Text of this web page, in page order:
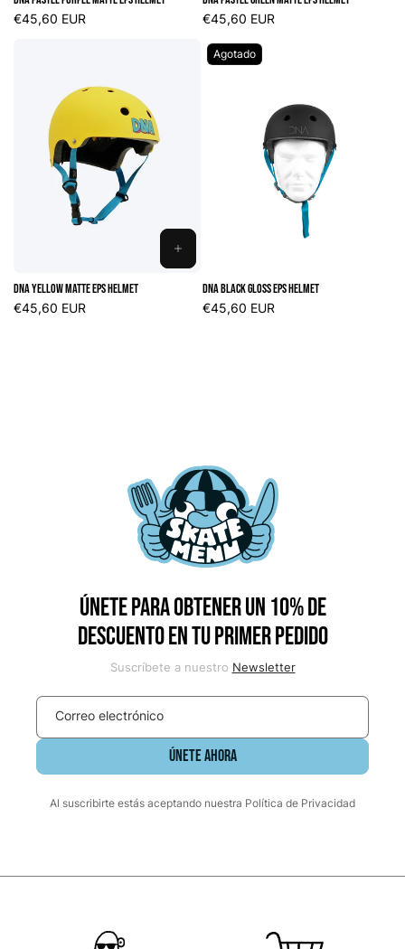
CARRITO
Precio
€45,60 EUR
Precio
€45,60 EUR
AGREGAR
CARRITO
DNA Yellow Matte EPS Helmet
Precio
€45,60 EUR
Agotado
DNA Black Gloss EPS Helmet
Precio
€45,60 EUR
Únete para obtener un 10% de
descuento en tu primer pedido
Suscríbete a nuestro Newsletter
Correo electrónico
ÚNETE AHORA
Al suscribirte estás aceptando nuestra Política de Privacidad